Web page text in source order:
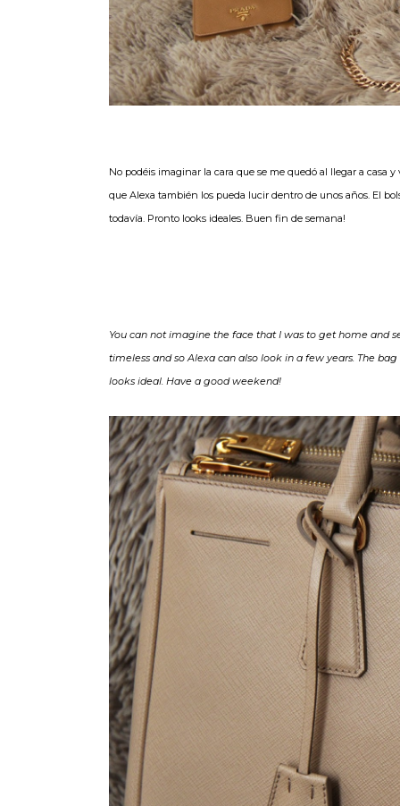
No podéis imaginar la cara que se me quedó al llegar a casa y
que Alexa también los pueda lucir dentro de unos años. El
todavía. Pronto looks ideales. Buen fin de semana!
You can not imagine the face that I was to get home and
timeless and so Alexa can also look in a few years. The
looks ideal. Have a good weekend!